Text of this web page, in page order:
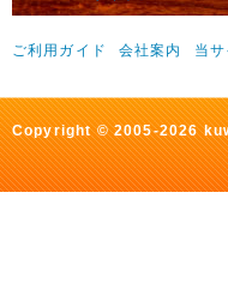
ご利用ガイド 会社案内 当
Copyright © 2005-2026